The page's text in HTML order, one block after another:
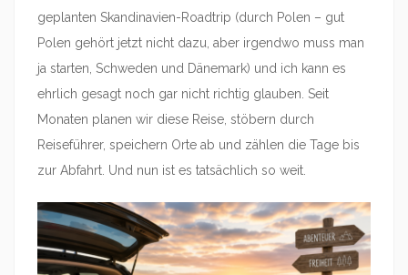
geplanten Skandinavien-Roadtrip (durch Polen – gut
Polen gehört jetzt nicht dazu, aber irgendwo muss man
ja starten, Schweden und Dänemark) und ich kann es
ehrlich gesagt noch gar nicht richtig glauben. Seit
Monaten planen wir diese Reise, stöbern durch
Reiseführer, speichern Orte ab und zählen die Tage bis
zur Abfahrt. Und nun ist es tatsächlich so weit.